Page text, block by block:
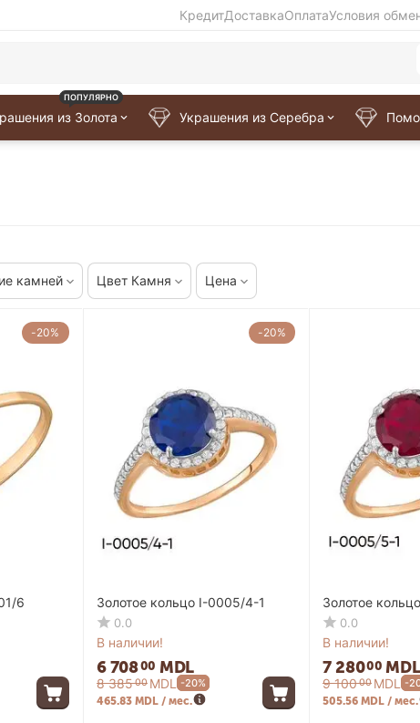
КредитДоставкаОплатаУсловия
из Золота
ПОПУЛЯРНО
Украшения из Серебра
камней Цвет Камня Цена
-20%
6
-20%
Золотое кольцо I-0005/4-1
0.0
В наличии!
6 70800 MDL
8 38500 MDL
-20%
465.83 MDL / мес.
Золотое
0.0
В наличии!
7 28000 MDL
9 10000 MDL
-
505.56 MDL / мес.